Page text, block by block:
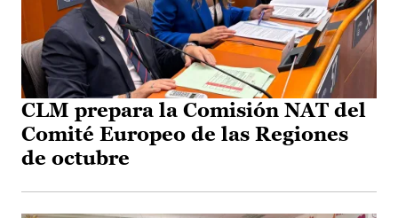
CLM prepara la Comisión NAT del
Comité Europeo de las Regiones
de octubre